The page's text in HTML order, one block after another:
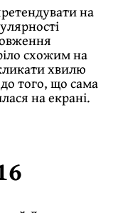
на
схожим на
хвилю
того, що сама
на екрані.